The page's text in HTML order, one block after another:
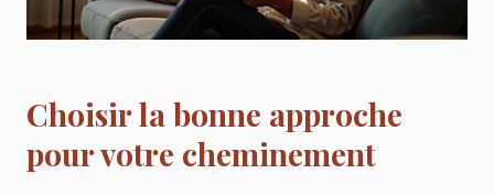
Choisir la bonne approche
pour votre cheminement